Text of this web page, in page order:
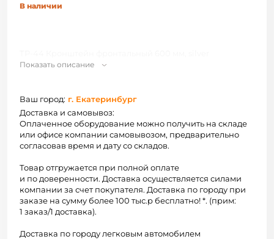
В наличии
Показать описание
Ваш город: г. Екатеринбург
Доставка и самовывоз:
Оплаченное оборудование можно получить на складе
или офисе компании самовывозом, предварительно
согласовав время и дату со складов.
Товар отгружается при полной оплате
и по доверенности. Доставка осуществляется силами
компании за счет покупателя. Доставка по городу при
заказе на сумму более 100 тыс.р бесплатно! *. (прим:
1 заказ/1 доставка).
Доставка по городу легковым автомобилем